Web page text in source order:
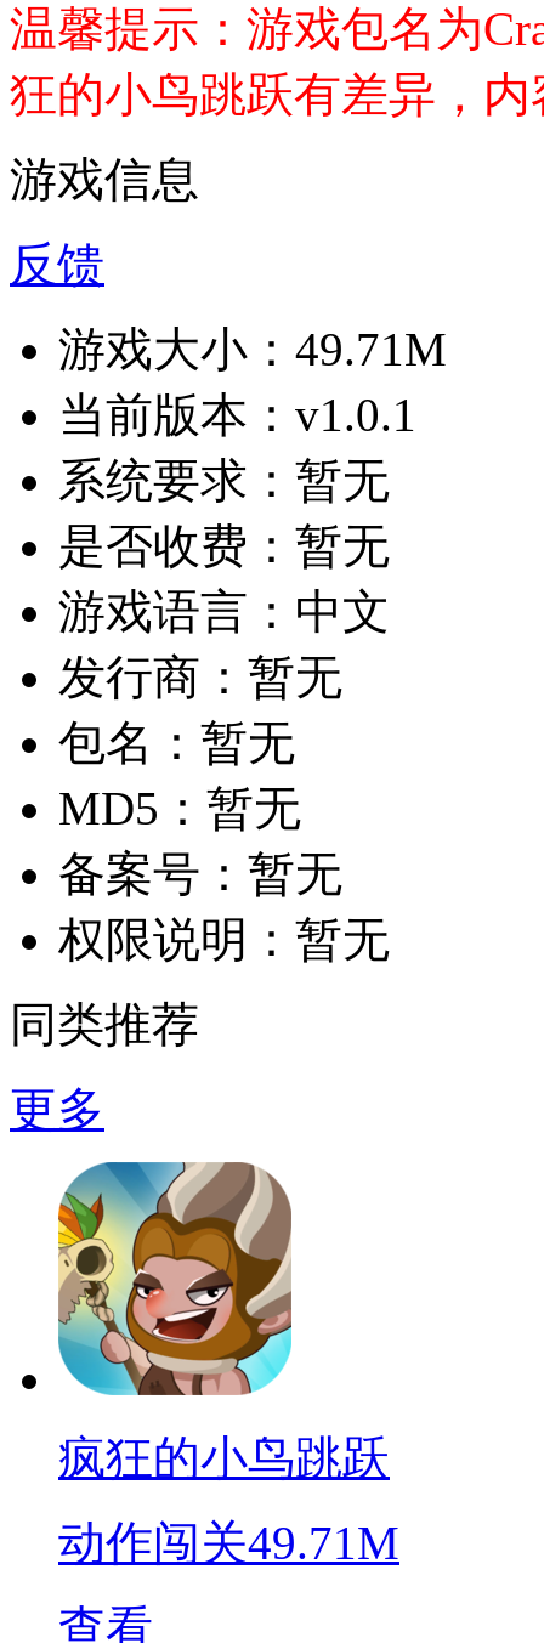
温馨提示：游戏包名为
狂的小鸟跳跃有差异，
游戏信息
反馈
游戏大小： 49.71M
当前版本： v1.0.1
系统要求： 暂无
是否收费： 暂无
游戏语言： 中文
发行商： 暂无
包名： 暂无
MD5： 暂无
备案号： 暂无
权限说明： 暂无
同类推荐
更多
疯狂的小鸟跳跃
动作闯关49.71M
查看